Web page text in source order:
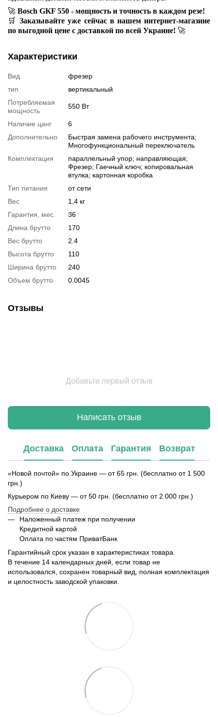
🚀 Bosch GKF 550 - мощность и точность в каждом резе!
🛒Заказывайте уже сейчас в нашем интернет-магазине
по выгодной цене с доставкой по всей Украине! 🚀
Характеристики
Вид
фрезер
тип
вертикальный
Потребляемая
мощность
550 Вт
Наличие цанг
6
Дополнительно
Быстрая замена рабочего инструмента;
Многофункциональный переключатель
Комплектация
параллельный упор; направляющая;
Фрезер; Гаечный ключ; копировальная
втулка; картонная коробка
Тип питания
от сети
Вес
1,4 кг
Гарантия, мес.
36
Длина брутто
170
Вес брутто
2.4
Высота брутто
110
Ширина брутто
240
Объем брутто
0.0045
Отзывы
Добавьте первый отзыв
Написать отзыв
Доставка Оплата Гарантия Возврат
«Новой почтой» по Украине — от 65 грн. (бесплатно от 1 500
грн.)
Курьером по Киеву — от 50 грн. (бесплатно от 2 000 грн.)
Подробнее о доставке
Наложенный платеж при получении
Кредитной картой
Оплата по частям ПриватБанк
Гарантийный срок указан в характеристиках товара.
В течение 14 календарных дней, если товар не
использовался, сохранен товарный вид, полная комплектация
и целостность заводской упаковки.